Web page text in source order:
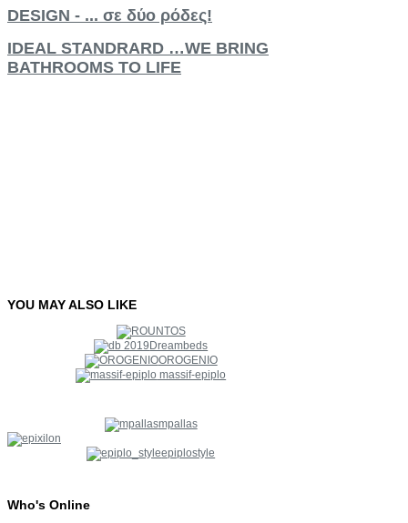
DESIGN - ... σε δύο ρόδες!
IDEAL STANDRARD …WE BRING
BATHROOMS TO LIFE
YOU MAYALSO LIKE
Dreambeds
OROGENIO
massif-epiplo
mpallas
epiplostyle
Who's Online